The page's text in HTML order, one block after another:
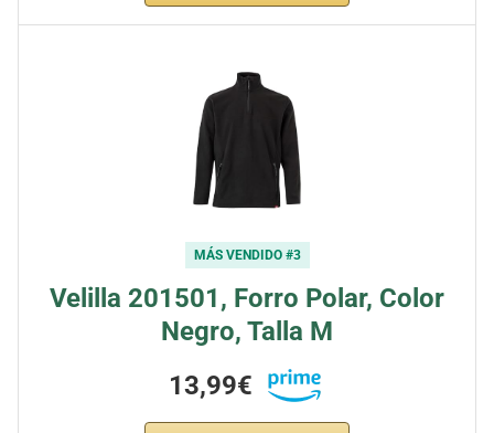
MÁS VENDIDO #3
Velilla 201501, Forro Polar, Color
Negro, Talla M
13,99€